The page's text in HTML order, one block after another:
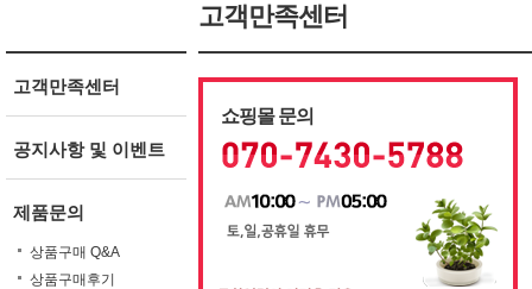
고객만족센터
공지사항 및 이벤트
제품문의
상품구매 Q&A
상품구매후기
고객만족센터
쇼핑몰 문의